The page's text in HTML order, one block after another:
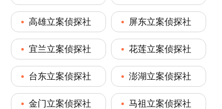
高雄立案侦探社 屏东立案侦探社
宜兰立案侦探社 花莲立案侦探社
台东立案侦探社 澎湖立案侦探社
金门立案侦探社 马祖立案侦探社